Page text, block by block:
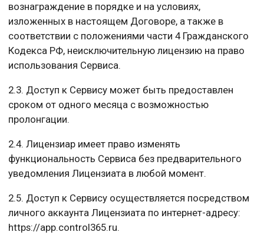
вознаграждение в порядке и на условиях,
изложенных в настоящем Договоре, а также в
соответствии с положениями части 4 Гражданского
Кодекса РФ, неисключительную лицензию на право
использования Сервиса.
2.3. Доступ к Сервису может быть предоставлен
сроком от одного месяца с возможностью
пролонгации.
2.4. Лицензиар имеет право изменять
функциональность Сервиса без предварительного
уведомления Лицензиата в любой момент.
2.5. Доступ к Сервису осуществляется посредством
личного аккаунта Лицензиата по интернет-адресу:
https://app.control365.ru.